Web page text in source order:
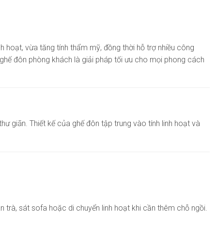
vừa tăng tính thẩm mỹ, đồng thời hỗ trợ nhiều công
đôn phòng khách là giải pháp tối ưu cho mọi phong cách
giãn. Thiết kế của ghế đôn tập trung vào tính linh hoạt và
trà, sát sofa hoặc di chuyển linh hoạt khi cần thêm chỗ ngồi.